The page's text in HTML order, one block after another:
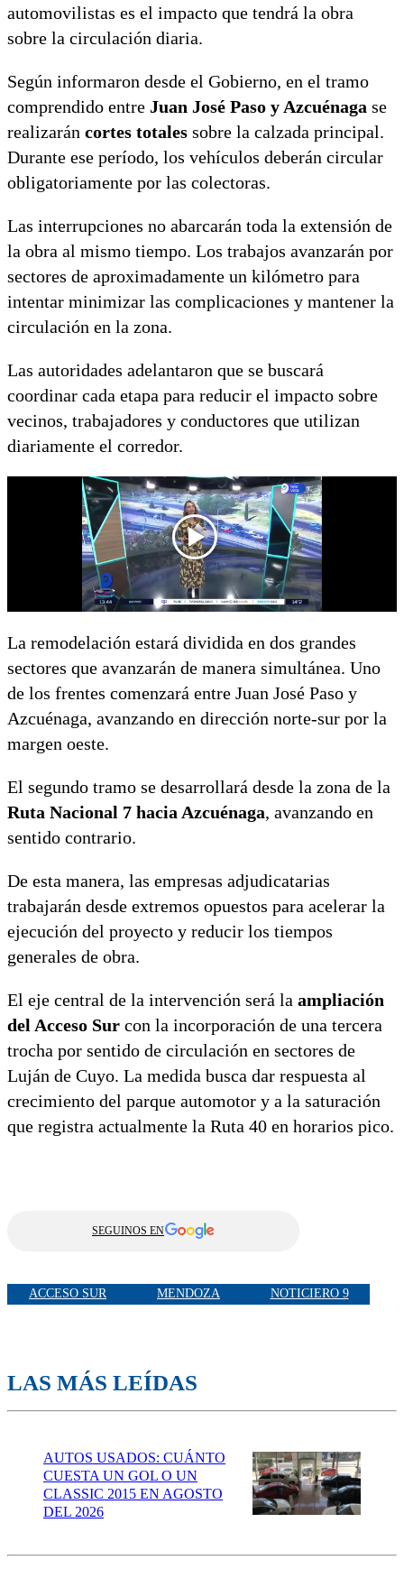
automovilistas es el impacto que tendrá la obra
sobre la circulación diaria.
Según informaron desde el Gobierno, en el tramo
comprendido entre Juan José Paso y Azcuénaga se
realizarán cortes totales sobre la calzada principal.
Durante ese período, los vehículos deberán circular
obligatoriamente por las colectoras.
Las interrupciones no abarcarán toda la extensión de
la obra al mismo tiempo. Los trabajos avanzarán por
sectores de aproximadamente un kilómetro para
intentar minimizar las complicaciones y mantener la
circulación en la zona.
Las autoridades adelantaron que se buscará
coordinar cada etapa para reducir el impacto sobre
vecinos, trabajadores y conductores que utilizan
diariamente el corredor.
La remodelación estará dividida en dos grandes
sectores que avanzarán de manera simultánea. Uno
de los frentes comenzará entre Juan José Paso y
Azcuénaga, avanzando en dirección norte-sur por la
margen oeste.
El segundo tramo se desarrollará desde la zona de la
Ruta Nacional 7 hacia Azcuénaga, avanzando en
sentido contrario.
De esta manera, las empresas adjudicatarias
trabajarán desde extremos opuestos para acelerar la
ejecución del proyecto y reducir los tiempos
generales de obra.
El eje central de la intervención será la ampliación
del Acceso Sur con la incorporación de una tercera
trocha por sentido de circulación en sectores de
Luján de Cuyo. La medida busca dar respuesta al
crecimiento del parque automotor y a la saturación
que registra actualmente la Ruta 40 en horarios pico.
SEGUINOS EN
ACCESO SUR MENDOZA NOTICIERO 9
LAS MÁS LEÍDAS
AUTOS USADOS: CUÁNTO
CUESTA UN GOL O UN
CLASSIC 2015 EN AGOSTO
DEL 2026